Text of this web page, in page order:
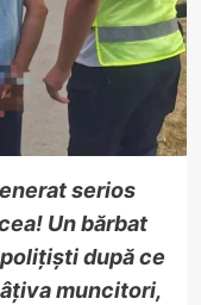
serios
Un bărbat
după ce
muncitori,